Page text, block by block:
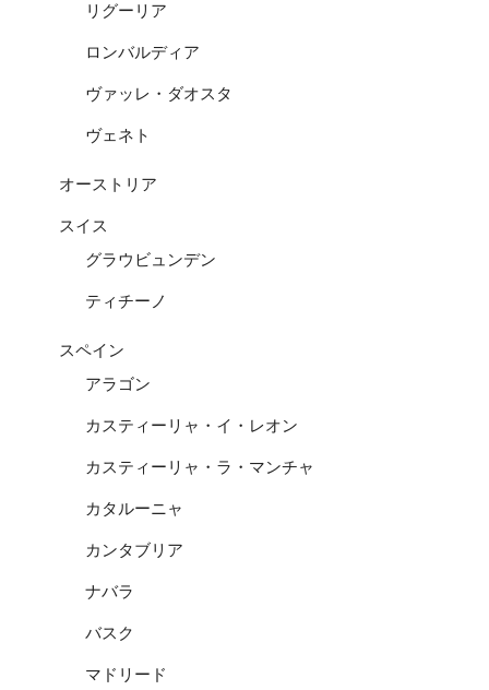
リグーリア
ロンバルディア
ヴァッレ・ダオスタ
ヴェネト
オーストリア
スイス
グラウビュンデン
ティチーノ
スペイン
アラゴン
カスティーリャ・イ・レオン
カスティーリャ・ラ・マンチャ
カタルーニャ
カンタブリア
ナバラ
バスク
マドリード